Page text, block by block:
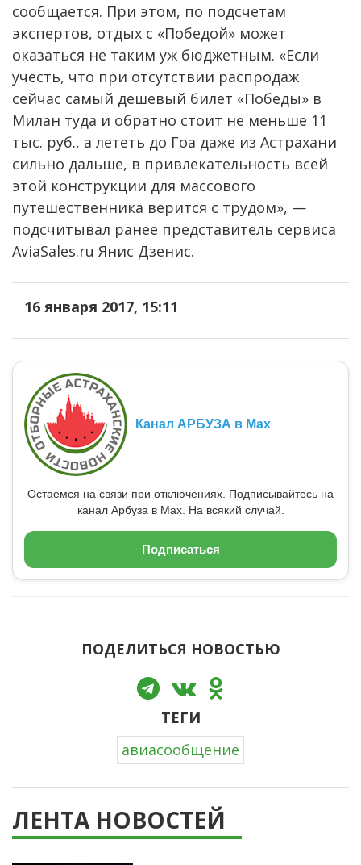
сообщается. При этом, по подсчетам
экспертов, отдых с «Победой» может
оказаться не таким уж бюджетным. «Если
учесть, что при отсутствии распродаж
сейчас самый дешевый билет «Победы» в
Милан туда и обратно стоит не меньше 11
тыс. руб., а лететь до Гоа даже из Астрахани
сильно дальше, в привлекательность всей
этой конструкции для массового
путешественника верится с трудом», —
подсчитывал ранее представитель сервиса
AviaSales.ru Янис Дзенис.
16 января 2017, 15:11
Канал АРБУЗА в Max
Остаемся на связи при отключениях. Подписывайтесь на
канал Арбуза в Max. На всякий случай.
Подписаться
ПОДЕЛИТЬСЯ НОВОСТЬЮ
ТЕГИ
авиасообщение
ЛЕНТА НОВОСТЕЙ